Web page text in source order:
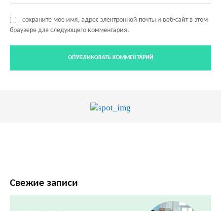
сохраните мое имя, адрес электронной почты и веб-сайт в этом
браузере для следующего комментария.
Свежие записи